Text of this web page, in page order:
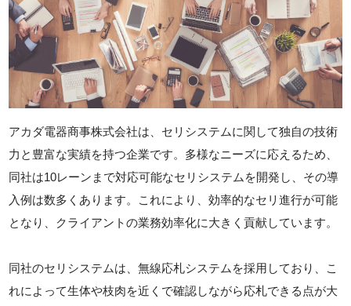
アカダ電器商事株式会社は、セリシステムに関して独自の技術
力と豊富な実績を持つ企業です。多様なニーズに応えるため、
同社は10レーンまで対応可能なセリシステムを開発し、その導
入例は数多くあります。これにより、効率的なセリ進行が可能
となり、クライアントの業務効率化に大きく貢献しています。
同社のセリシステムは、無線応札システムを採用しており、こ
れによって生体や枝肉を近くで確認しながら応札できる点が大